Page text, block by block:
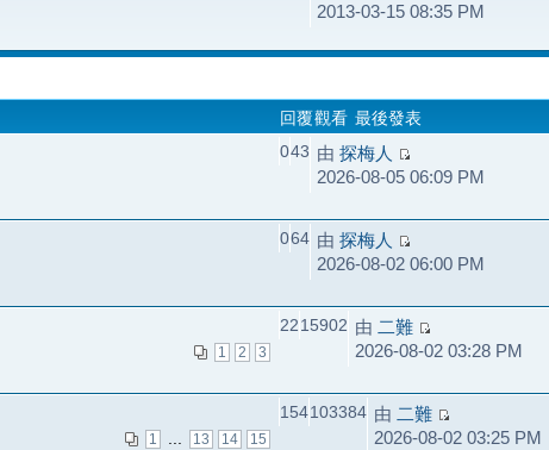
2013-03-15 08:35 PM
回覆觀看 最後發表
043 由 探梅人
2026-08-05 06:09 PM
064 由 探梅人
2026-08-02 06:00 PM
1 2 3
2215902 由 二難
2026-08-02 03:28 PM
1 13 14 15
154103384 由 二難
2026-08-02 03:25 PM